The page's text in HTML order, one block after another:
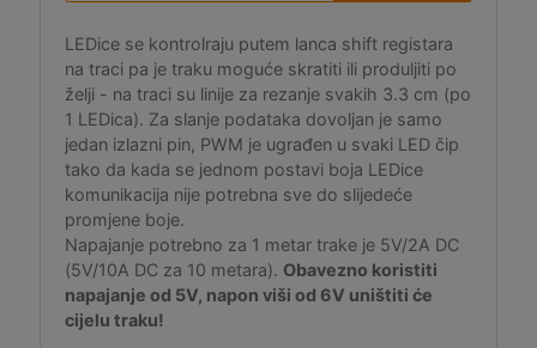
LEDice se kontrolraju putem lanca shift registara
na traci pa je traku moguće skratiti ili produljiti po
želji - na traci su linije za rezanje svakih 3.3 cm (po
1 LEDica). Za slanje podataka dovoljan je samo
jedan izlazni pin, PWM je ugrađen u svaki LED čip
tako da kada se jednom postavi boja LEDice
komunikacija nije potrebna sve do slijedeće
promjene boje.
Napajanje potrebno za 1 metar trake je 5V/2A DC
(5V/10A DC za 10 metara). Obavezno koristiti
napajanje od 5V, napon viši od 6V uništiti će
cijelu traku!